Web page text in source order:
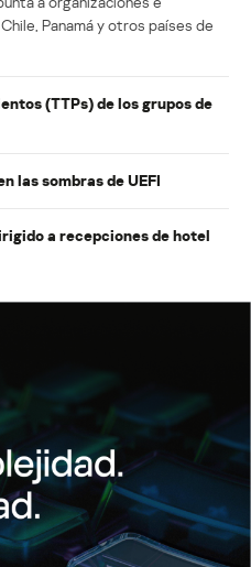
Panamá y otros países de
(TTPs) de los grupos de
las sombras de UEFI
a recepciones de hotel